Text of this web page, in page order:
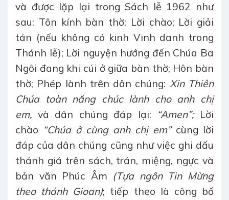
và được lặp lại trong Sách lễ 1962 như
sau: Tôn kính bàn thờ; Lời chào; Lời giải
tán (nếu không có kinh Vinh danh trong
Thánh lễ); Lời nguyện hướng đến Chúa Ba
Ngôi đang khi cúi ở giữa bàn thờ; Hôn bàn
thờ; Phép lành trên dân chúng: Xin Thiên
Chúa toàn năng chúc lành cho anh chị
em, và dân chúng đáp lại: “Amen”; Lời
chào “Chúa ở cùng anh chị em” cùng lời
đáp của dân chúng cũng như việc ghi dấu
thánh giá trên sách, trán, miệng, ngực và
bản văn Phúc Âm (Tựa ngôn Tin Mừng
theo thánh Gioan); tiếp theo là công bố